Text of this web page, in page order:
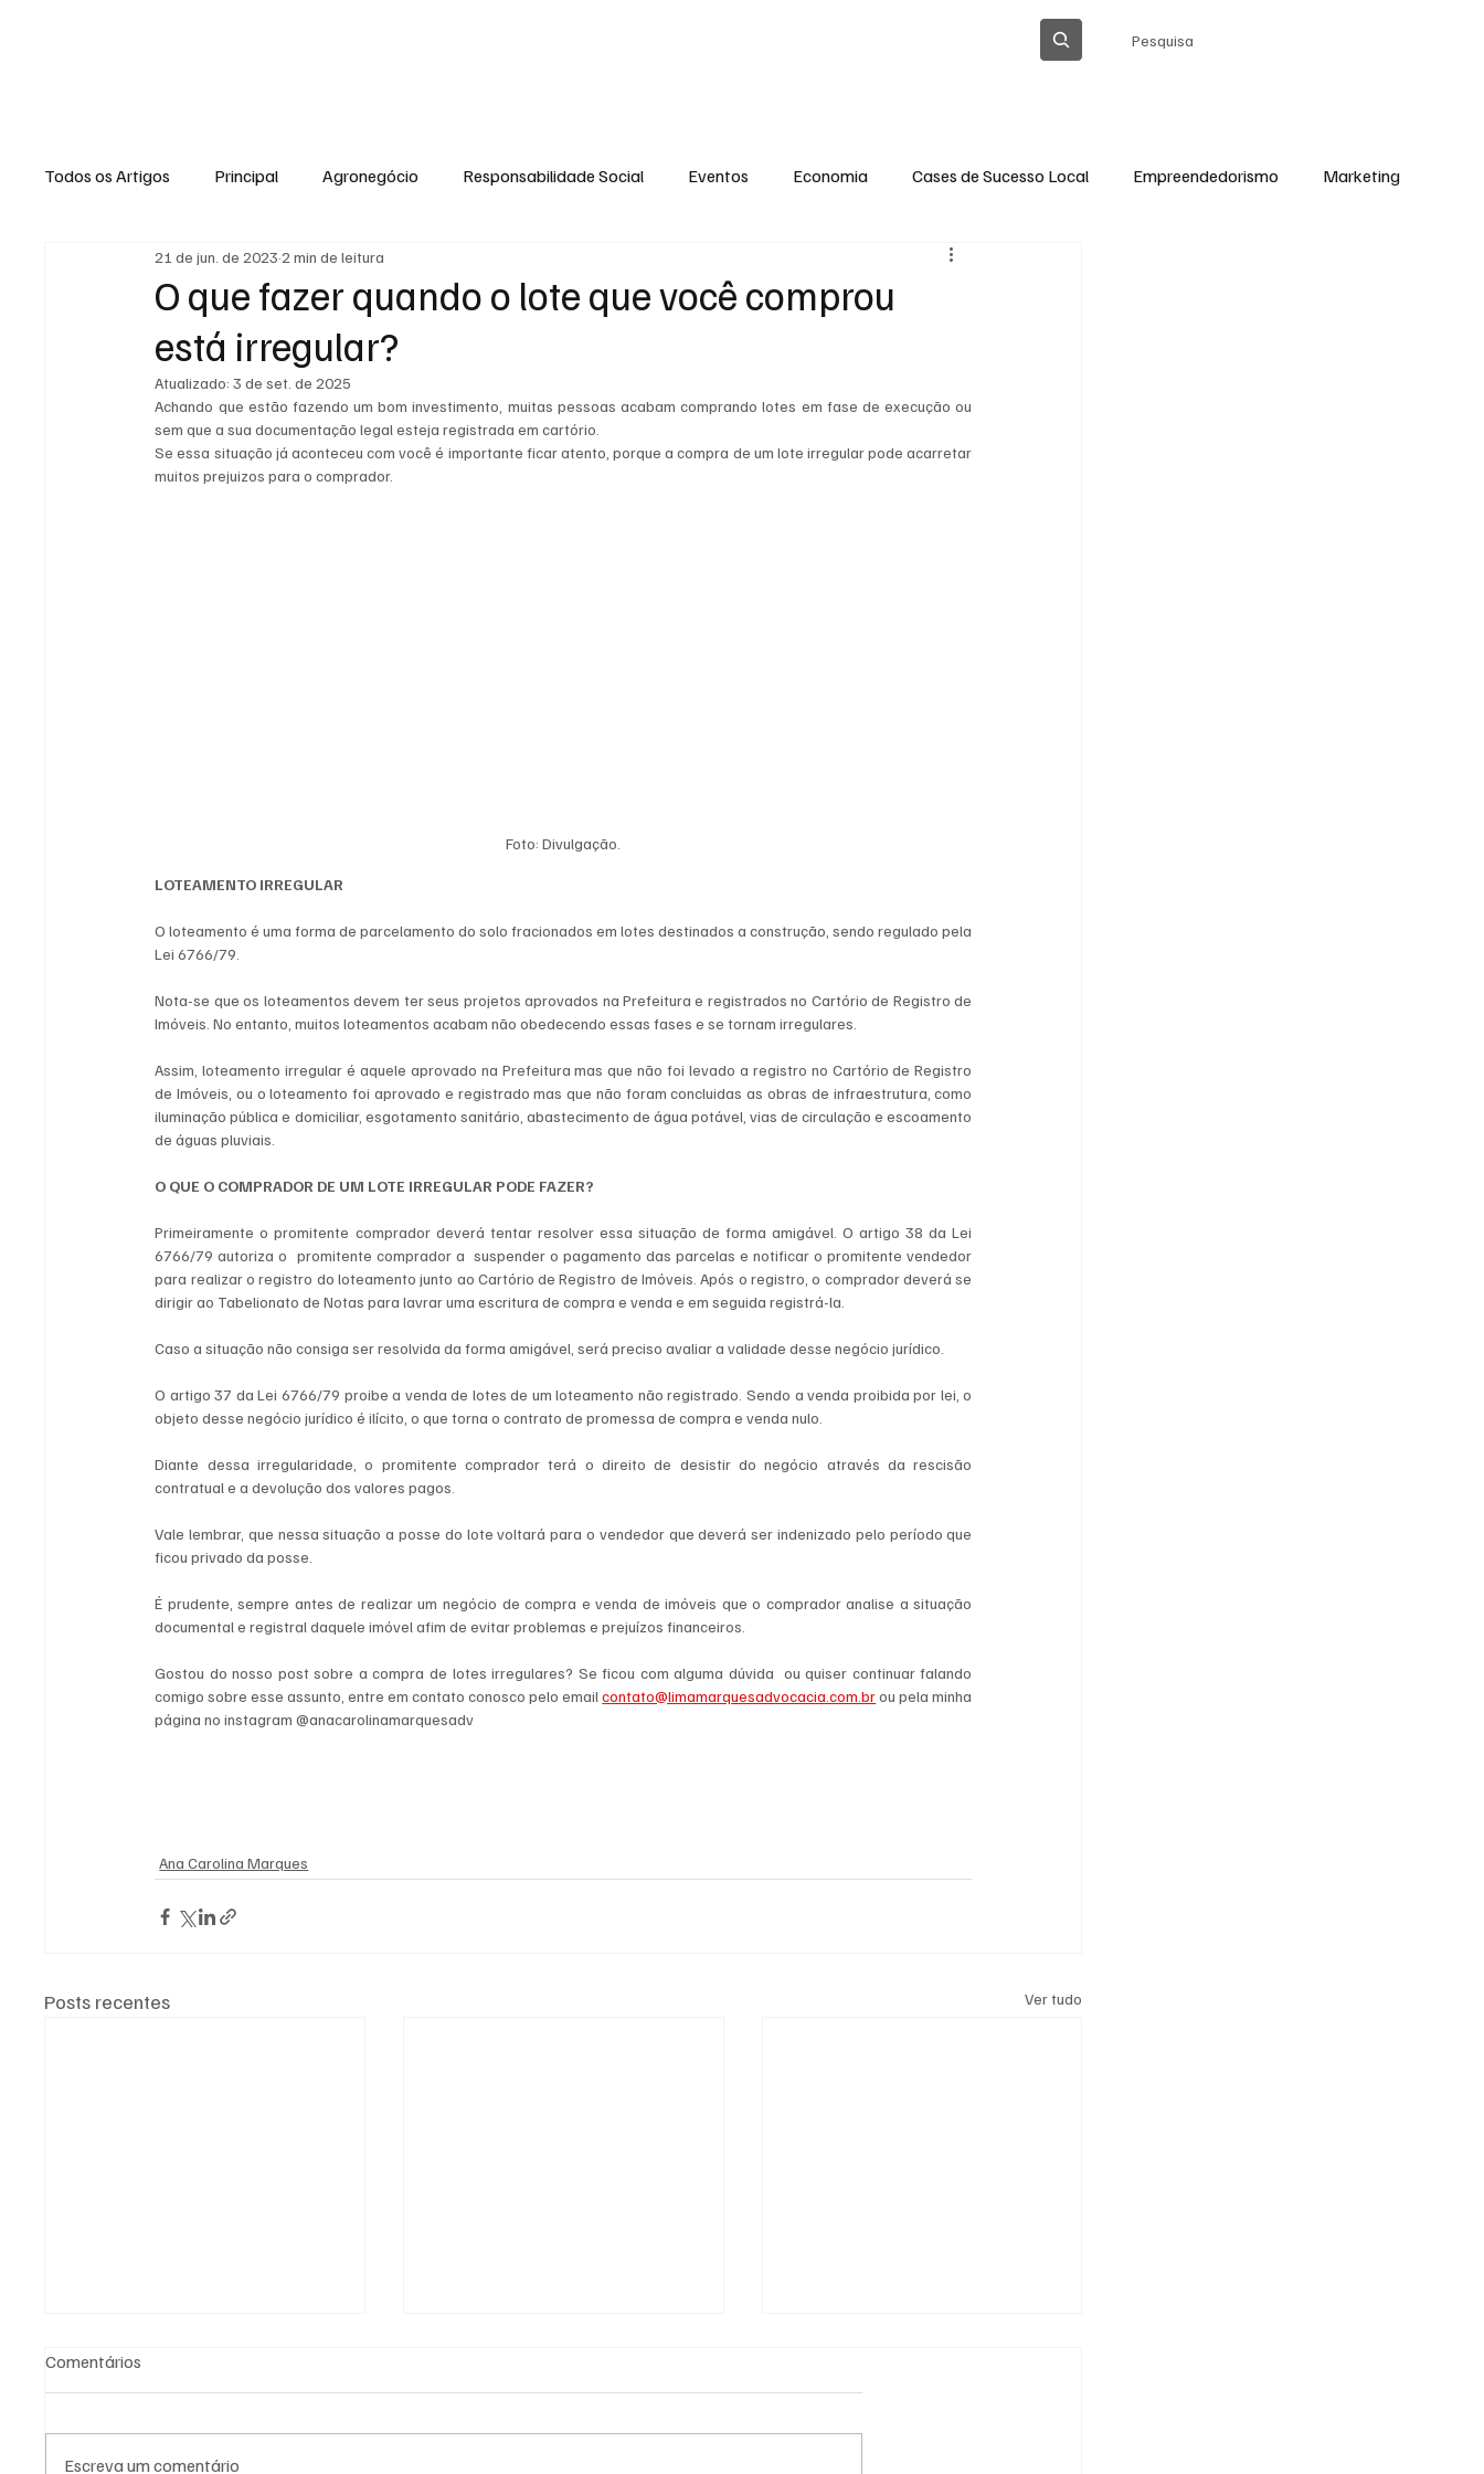
Pesquisa
Todos os Artigos Principal Agronegócio Responsabilidade Social Eventos Economia Cases de Sucesso Local Empreendedorismo Marketing
Expediente Morro do Coco Conselheiro Josino Espírito Santinho
Dielly Rangel Fabricyo Silvestre
Auto Negócios Saúde Esportes Memórias Regionais
O que fazer quando o lote que você comprou
está irregular?
21 de jun. de 2023 2 min de leitura
Atualizado:3 de set. de 2025
Achando que estão fazendo um bom investimento, muitas pessoas acabam comprando lotes em fase de execução ou
sem que a sua documentação legal esteja registrada em cartório.
Se essa situação já aconteceu com você é importante ficar atento, porque a compra de um lote irregular pode acarretar
muitos prejuizos para o comprador.
Foto: Divulgação.
LOTEAMENTO IRREGULAR
O loteamento é uma forma de parcelamento do solo fracionados em lotes destinados a construção, sendo regulado pela
Lei 6766/79.
Nota-se que os loteamentos devem ter seus projetos aprovados na Prefeitura e registrados no Cartório de Registro de
Imóveis. No entanto, muitos loteamentos acabam não obedecendo essas fases e se tornam irregulares.
Assim, loteamento irregular é aquele aprovado na Prefeitura mas que não foi levado a registro no Cartório de Registro
de Imóveis, ou o loteamento foi aprovado e registrado mas que não foram concluidas as obras de infraestrutura, como
iluminação pública e domiciliar, esgotamento sanitário, abastecimento de água potável, vias de circulação e escoamento
de águas pluviais.
O QUE O COMPRADOR DE UM LOTE IRREGULAR PODE FAZER?
Primeiramente o promitente comprador deverá tentar resolver essa situação de forma amigável. O artigo 38 da Lei
6766/79 autoriza o  promitente comprador a  suspender o pagamento das parcelas e notificar o promitente vendedor
para realizar o registro do loteamento junto ao Cartório de Registro de Imóveis. Após o registro, o comprador deverá se
dirigir ao Tabelionato de Notas para lavrar uma escritura de compra e venda e em seguida registrá-la.
Caso a situação não consiga ser resolvida da forma amigável, será preciso avaliar a validade desse negócio jurídico.
O artigo 37 da Lei 6766/79 proibe a venda de lotes de um loteamento não registrado. Sendo a venda proibida por lei, o
objeto desse negócio jurídico é ilícito, o que torna o contrato de promessa de compra e venda nulo.
Diante dessa irregularidade, o promitente comprador terá o direito de desistir do negócio através da rescisão
contratual e a devolução dos valores pagos.
Vale lembrar, que nessa situação a posse do lote voltará para o vendedor que deverá ser indenizado pelo período que
ficou privado da posse.
É prudente, sempre antes de realizar um negócio de compra e venda de imóveis que o comprador analise a situação
documental e registral daquele imóvel afim de evitar problemas e prejuízos financeiros.
Gostou do nosso post sobre a compra de lotes irregulares? Se ficou com alguma dúvida  ou quiser continuar falando
comigo sobre esse assunto, entre em contato conosco pelo email contato@limamarquesadvocacia.com.br ou pela minha
página no instagram @anacarolinamarquesadv
Ana Carolina Marques
Posts recentes Ver tudo
Comentários
Escreva um comentário